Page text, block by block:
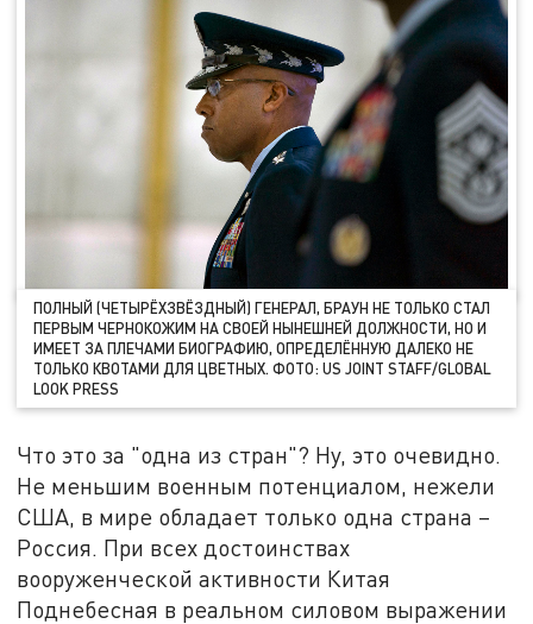
ПОЛНЫЙ (ЧЕТЫРЁХЗВЁЗДНЫЙ) ГЕНЕРАЛ, БРАУН НЕ ТОЛЬКО СТАЛ
ПЕРВЫМ ЧЕРНОКОЖИМ НА СВОЕЙ НЫНЕШНЕЙ ДОЛЖНОСТИ, НО И
ИМЕЕТ ЗА ПЛЕЧАМИ БИОГРАФИЮ, ОПРЕДЕЛЁННУЮ ДАЛЕКО НЕ
ТОЛЬКО КВОТАМИ ДЛЯ ЦВЕТНЫХ. ФОТО: US JOINT STAFF/GLOBAL
LOOK PRESS
Что это за "одна из стран"? Ну, это очевидно.
Не меньшим военным потенциалом, нежели
США, в мире обладает только одна страна –
Россия. При всех достоинствах
вооруженческой активности Китая
Поднебесная в реальном силовом выражении